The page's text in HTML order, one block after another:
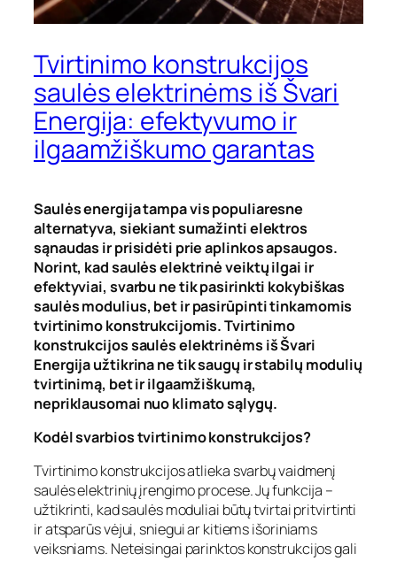
Tvirtinimo konstrukcijos
saulės elektrinėms iš Švari
Energija: efektyvumo ir
ilgaamžiškumo garantas
Saulės energija tampa vis populiaresne
alternatyva, siekiant sumažinti elektros
sąnaudas ir prisidėti prie aplinkos apsaugos.
Norint, kad saulės elektrinė veiktų ilgai ir
efektyviai, svarbu ne tik pasirinkti kokybiškas
saulės modulius, bet ir pasirūpinti tinkamomis
tvirtinimo konstrukcijomis. Tvirtinimo
konstrukcijos saulės elektrinėms iš Švari
Energija užtikrina ne tik saugų ir stabilų modulių
tvirtinimą, bet ir ilgaamžiškumą,
nepriklausomai nuo klimato sąlygų.
Kodėl svarbios tvirtinimo konstrukcijos?
Tvirtinimo konstrukcijos atlieka svarbų vaidmenį
saulės elektrinių įrengimo procese. Jų funkcija –
užtikrinti, kad saulės moduliai būtų tvirtai pritvirtinti
ir atsparūs vėjui, sniegui ar kitiems išoriniams
veiksniams. Neteisingai parinktos konstrukcijos gali